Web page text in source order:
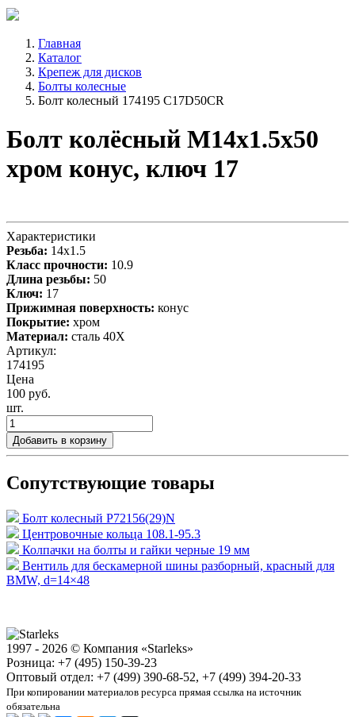
Главная
Каталог
Крепеж для дисков
Болты колесные
Болт колесный 174195 C17D50CR
Болт колёсный М14x1.5x50
хром конус, ключ 17
Характеристики
Резьба: 14x1.5
Класс прочности: 10.9
Длина резьбы: 50
Ключ: 17
Прижимная поверхность: конус
Покрытие: хром
Материал: сталь 40X
Артикул:
174195
Цена
100 руб.
шт.
Добавить в корзину
Сопутствующие товары
Болт колесный P72156(29)N
Центровочные кольца 108.1-95.3
Колпачки на болты и гайки черные 19 мм
Вентиль для бескамерной шины разборный, красный для
BMW, d=14×48
1997 - 2026 © Компания «Starleks»
Розница: +7 (495) 150-39-23
Оптовый отдел: +7 (499) 390-68-52, +7 (499) 394-20-33
При копировании материалов ресурса прямая ссылка на источник
обязательна